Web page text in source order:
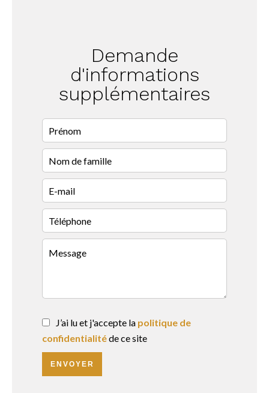
Demande
d'informations
supplémentaires
J’ai lu et j'accepte la politique de
confidentialitéde ce site
ENVOYER